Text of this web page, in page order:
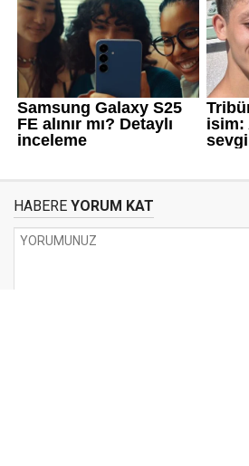
HABERE YORUM KAT